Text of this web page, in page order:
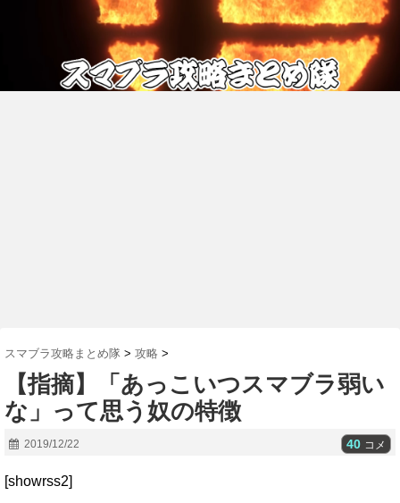
スマブラ攻略まとめ隊 > 攻略 >
【指摘】「あっこいつスマブラ弱い
な」って思う奴の特徴
2019/12/22 40 コメ
[showrss2]